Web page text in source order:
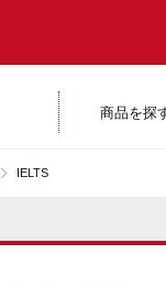
商品を探
IELTS